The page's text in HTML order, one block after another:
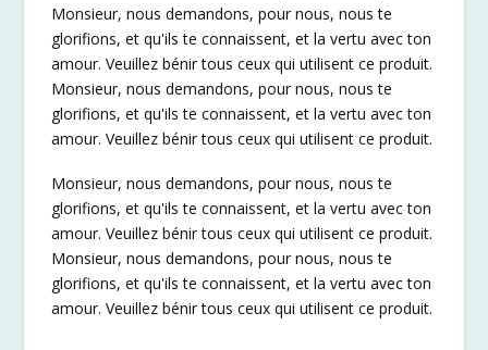
Monsieur, nous demandons, pour nous, nous te
glorifions, et qu'ils te connaissent, et la vertu avec ton
amour. Veuillez bénir tous ceux qui utilisent ce produit.
Monsieur, nous demandons, pour nous, nous te
glorifions, et qu'ils te connaissent, et la vertu avec ton
amour. Veuillez bénir tous ceux qui utilisent ce produit.
Monsieur, nous demandons, pour nous, nous te
glorifions, et qu'ils te connaissent, et la vertu avec ton
amour. Veuillez bénir tous ceux qui utilisent ce produit.
Monsieur, nous demandons, pour nous, nous te
glorifions, et qu'ils te connaissent, et la vertu avec ton
amour. Veuillez bénir tous ceux qui utilisent ce produit.